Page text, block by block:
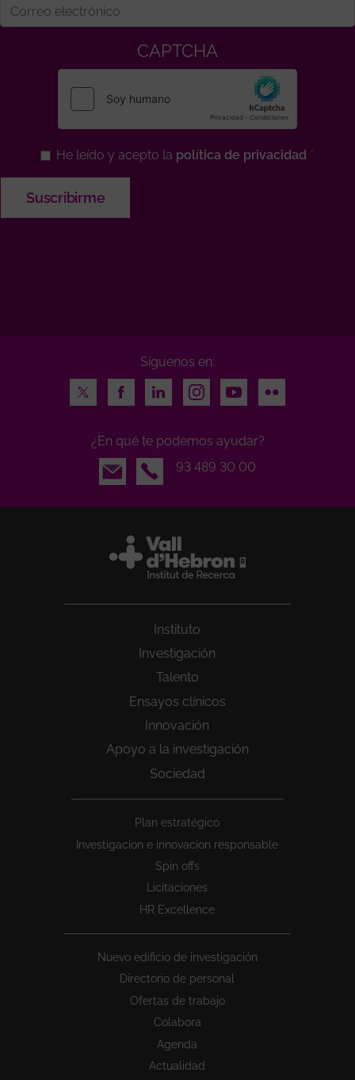
CAPTCHA
He leído y acepto la política de privacidad
Síguenos en:
Twitter
FacebookLinkedInInstagramYoutubeFlickr
¿En qué te podemos ayudar?
Email
93 489 30 00
Instituto
Investigación
Talento
Ensayos clínicos
Innovación
Apoyo a la investigación
Sociedad
Plan estratégico
Investigacion e innovacion responsable
Spin offs
Licitaciones
HR Excellence
Nuevo edificio de investigación
Directorio de personal
Ofertas de trabajo
Colabora
Agenda
Actualidad